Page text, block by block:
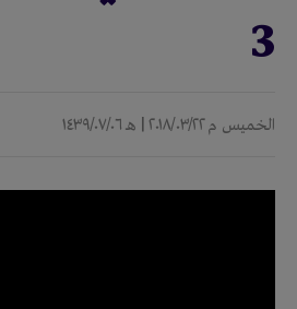
3
الخميس م ٢٠١٨/٠٣/٢٢ | هـ ١٤٣٩/٠٧/٠٦